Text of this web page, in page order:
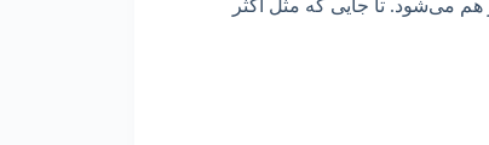
می‌شود. تا جایی که مثل اکثر